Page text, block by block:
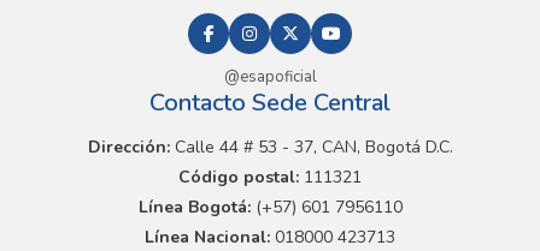
@esapoficial
Contacto Sede Central
Dirección:Calle 44 # 53 - 37, CAN, Bogotá D.C.
Código postal: 111321
Línea Bogotá:(+57) 601 7956110
Línea Nacional: 018000 423713